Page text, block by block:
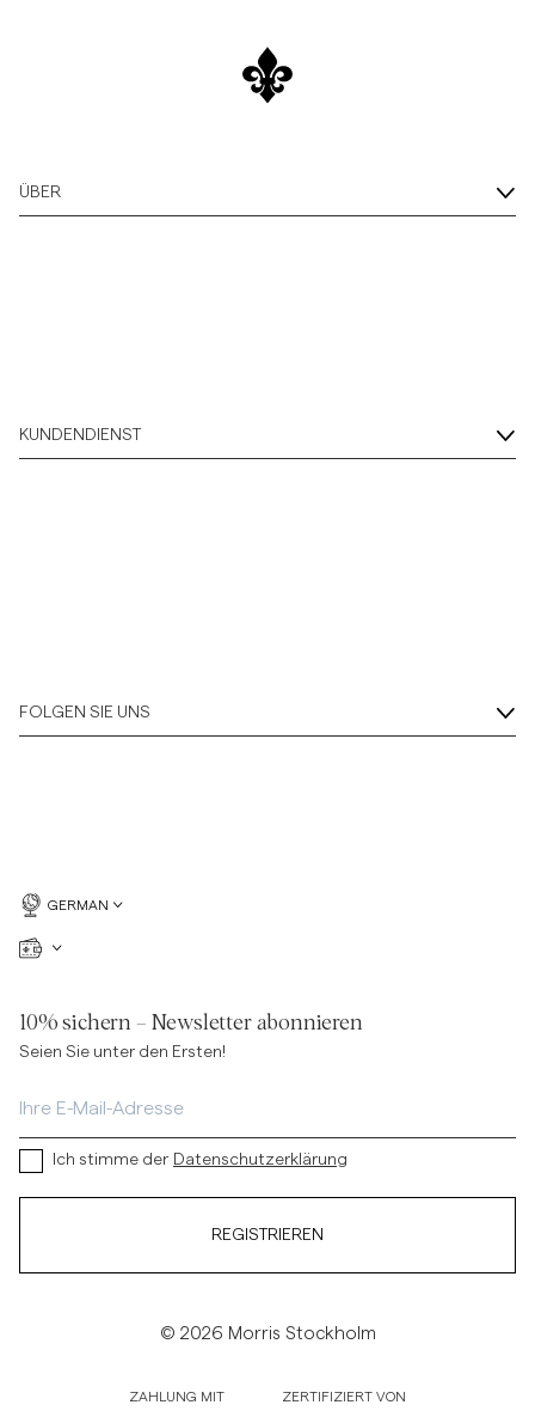
ÜBER
KUNDENDIENST
FOLGEN SIE UNS
GERMAN
10% sichern – Newsletter abonnieren
Seien Sie unter den Ersten!
Ich stimme der Datenschutzerklärung
REGISTRIEREN
© 2026 Morris Stockholm
ZAHLUNG MIT ZERTIFIZIERT VON